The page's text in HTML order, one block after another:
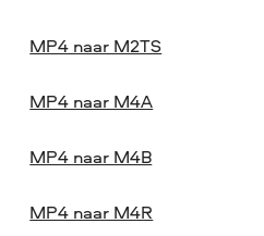
MP4 naar M2TS
MP4 naar M4A
MP4 naar M4B
MP4 naar M4R